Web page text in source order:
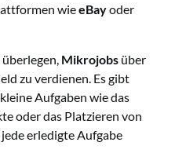
wieeBayoder
Mikrojobs über
zu verdienen. Es gibt
Aufgaben wie das
oder das Platzieren von
erledigte Aufgabe